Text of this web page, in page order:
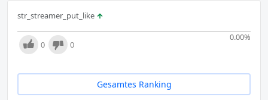
str_streamer_put_like
0.00%
0 0
Gesamtes Ranking